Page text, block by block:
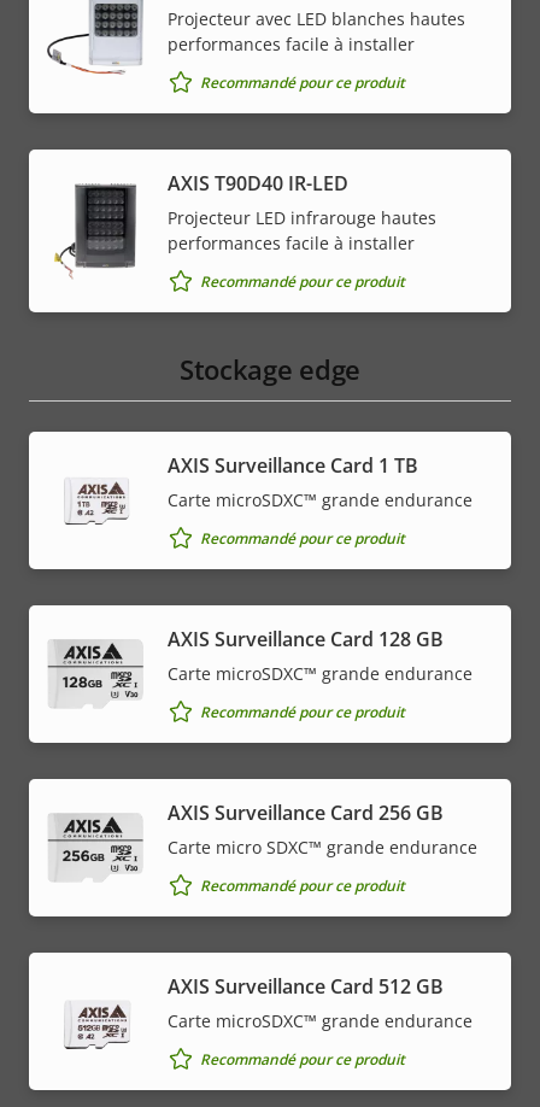
Projecteur avec LED blanches hautes
performances facile à installer
Recommandé pour ce produit
AXIS T90D40 IR-LED
Projecteur LED infrarouge hautes
performances facile à installer
Recommandé pour ce produit
Stockage edge
AXIS Surveillance Card 1 TB
Carte microSDXC™ grande endurance
Recommandé pour ce produit
AXIS Surveillance Card 128 GB
Carte microSDXC™ grande endurance
Recommandé pour ce produit
AXIS Surveillance Card 256 GB
Carte micro SDXC™ grande endurance
Recommandé pour ce produit
AXIS Surveillance Card 512 GB
Carte microSDXC™ grande endurance
Recommandé pour ce produit